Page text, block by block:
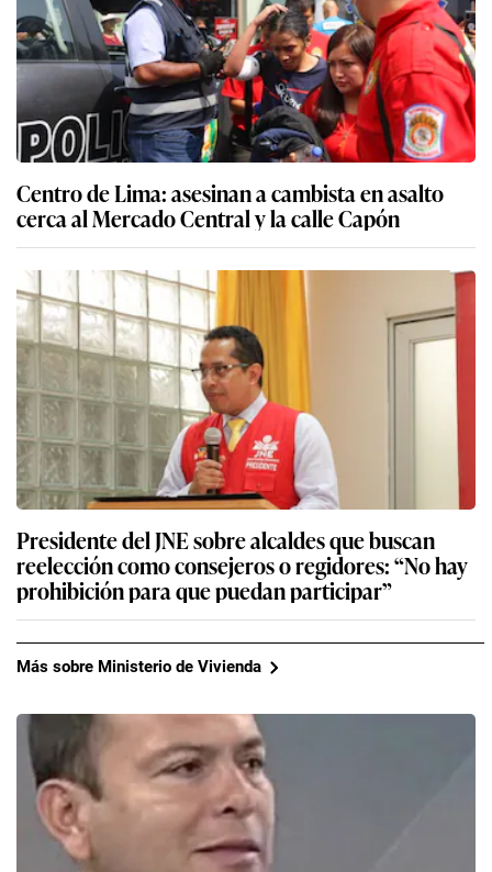
Centro de Lima: asesinan a cambista en asalto
cerca al Mercado Central y la calle Capón
Presidente del JNE sobre alcaldes que buscan
reelección como consejeros o regidores: “No hay
prohibición para que puedan participar”
Más sobre Ministerio de Vivienda